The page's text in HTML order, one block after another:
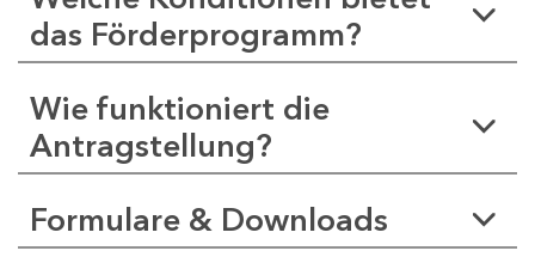
das Förderprogramm?
Wie funktioniert die
Antragstellung?
Formulare & Downloads